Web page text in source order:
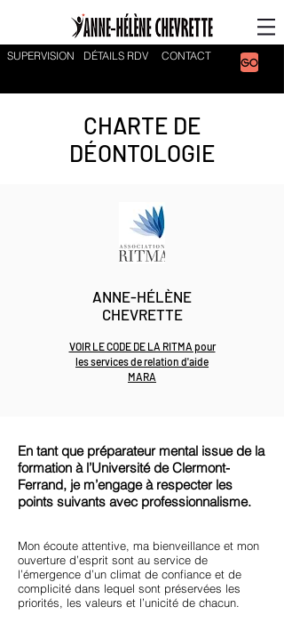
DÉTAILS RDV
SUPERVISION CONTACT
CHARTE DE
DÉONTOLOGIE
ANNE-HÉLÈNE
CHEVRETTE
VOIR LE CODE DE LA RITMA pour
les services de relation d'aide
MARA
En tant que préparateur mental issue de la
formation à l’Université de Clermont-
Ferrand, je m’engage à respecter les
points suivants avec professionnalisme.
Mon écoute attentive, ma bienveillance et mon
ouverture d’esprit sont au service de
l’émergence d’un climat de confiance et de
complicité dans lequel sont préservées les
priorités, les valeurs et l’unicité de chacun.